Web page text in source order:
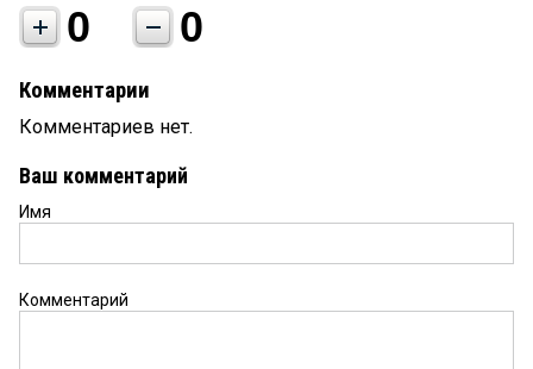
0 0
Комментарии
Комментариев нет.
Ваш комментарий
Имя
Комментарий